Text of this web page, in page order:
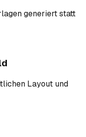
generiert statt
Layout und